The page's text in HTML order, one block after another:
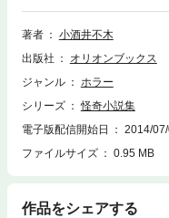
著者
小酒井不木
出版社
オリオンブックス
ジャンル
ホラー
シリーズ
怪奇小説集
電子版配信開始日
2014/
ファイルサイズ
0.95 MB
作品をシェアする